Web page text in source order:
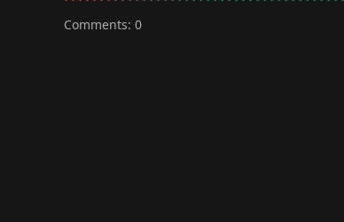
Comments: 0